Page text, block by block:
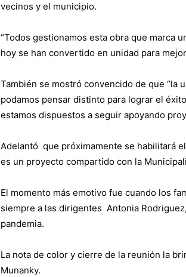
vecinos y el municipio.
“Todos gestionamos esta obra que marca
hoy se han convertido en unidad para
También se mostró convencido de que “la
podamos pensar distinto para lograr el
estamos dispuestos a seguir apoyando
Adelantó que próximamente se habilitará
es un proyecto compartido con la
El momento más emotivo fue cuando los
siempre a las dirigentes Antonia
pandemia.
La nota de color y cierre de la reunión la
Munanky.